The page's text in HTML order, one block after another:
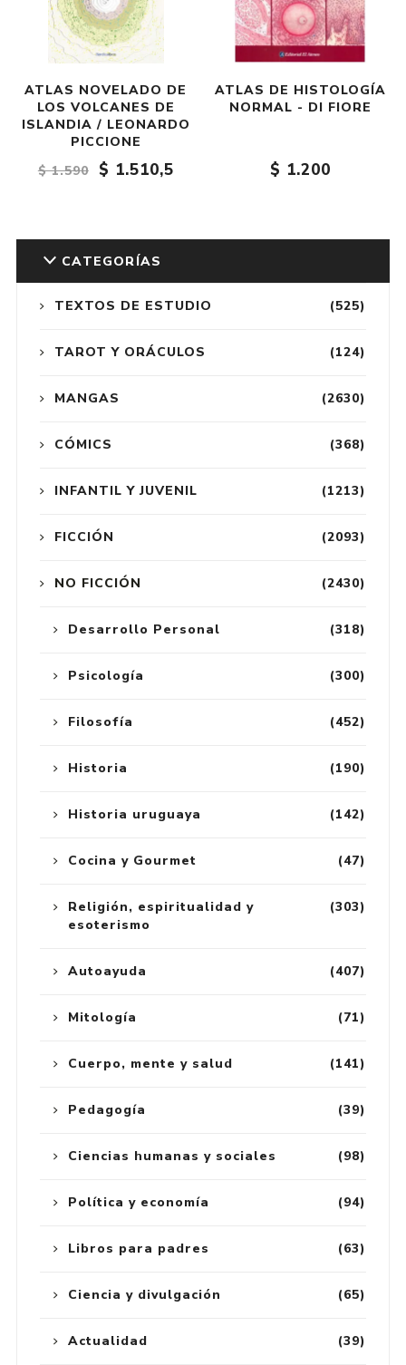
ATLAS NOVELADO DE
LOS VOLCANES DE
ISLANDIA / LEONARDO
PICCIONE
$ 1.590
$ 1.510,5
ATLAS DE HISTOLOGÍA
NORMAL - DI FIORE
$ 1.200
CATEGORÍAS
(525)
TEXTOS DE ESTUDIO
(124)
TAROT Y ORÁCULOS
(2630)
MANGAS
(368)
CÓMICS
(1213)
INFANTIL Y JUVENIL
(2093)
FICCIÓN
(2430)
NO FICCIÓN
(318)
Desarrollo Personal
(300)
Psicología
(452)
Filosofía
(190)
Historia
(142)
Historia uruguaya
(47)
Cocina y Gourmet
(303)
Religión, espiritualidad y
esoterismo
(407)
Autoayuda
(71)
Mitología
(141)
Cuerpo, mente y salud
(39)
Pedagogía
(98)
Ciencias humanas y sociales
(94)
Política y economía
(63)
Libros para padres
(65)
Ciencia y divulgación
(39)
Actualidad